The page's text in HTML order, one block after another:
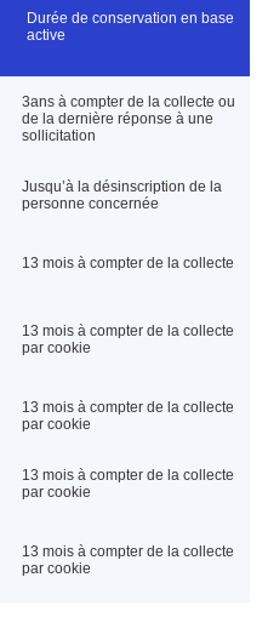
Durée de conservation en base
active
3ans à compter de la collecte ou
de la dernière réponse à une
sollicitation
Jusqu’à la désinscription de la
personne concernée
13 mois à compter de la collecte
13 mois à compter de la collecte
par cookie
13 mois à compter de la collecte
par cookie
13 mois à compter de la collecte
par cookie
13 mois à compter de la collecte
par cookie